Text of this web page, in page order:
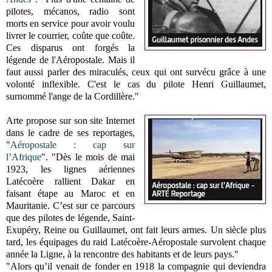
pilotes, mécanos, radio sont
morts en service pour avoir voulu
livrer le courrier, coûte que coûte.
Ces disparus ont forgés la
légende de l'Aéropostale. Mais il
faut aussi parler des miraculés, ceux qui ont survécu grâce à une
volonté inflexible. C'est le cas du pilote Henri Guillaumet,
surnommé l'ange de la Cordillère."
Arte propose sur son site Internet
dans le cadre de ses reportages,
"Aéropostale : cap sur
l’Afrique". "Dès le mois de mai
1923, les lignes aériennes
Latécoère rallient Dakar en
faisant étape au Maroc et en
Mauritanie. C’est sur ce parcours
que des pilotes de légende, Saint-
Exupéry, Reine ou Guillaumet, ont fait leurs armes. Un siècle plus
tard, les équipages du raid Latécoère-Aéropostale survolent chaque
année la Ligne, à la rencontre des habitants et de leurs pays."
"Alors qu’il venait de fonder en 1918 la compagnie qui deviendra